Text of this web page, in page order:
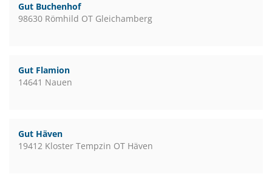
Gut Buchenhof
98630 Römhild OT Gleichamberg
Gut Flamion
14641 Nauen
Gut Häven
19412 Kloster Tempzin OT Häven